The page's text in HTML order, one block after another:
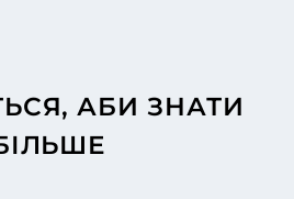
АБИ ЗНАТИ